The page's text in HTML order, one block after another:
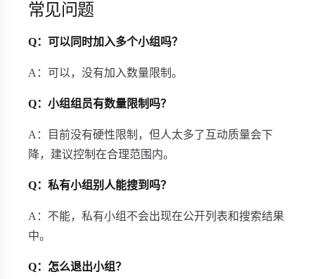
常见问题
Q：可以同时加入多个小组吗？
A：可以，没有加入数量限制。
Q：小组组员有数量限制吗？
A：目前没有硬性限制，但人太多了互动质量会下
降，建议控制在合理范围内。
Q：私有小组别人能搜到吗？
A：不能，私有小组不会出现在公开列表和搜索结果
中。
Q：怎么退出小组？